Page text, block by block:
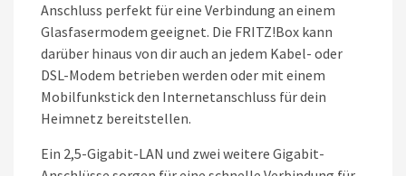
Anschluss perfekt für eine Verbindung an einem
Glasfasermodem geeignet. Die FRITZ!Box kann
darüber hinaus von dir auch an jedem Kabel- oder
DSL-Modem betrieben werden oder mit einem
Mobilfunkstick den Internetanschluss für dein
Heimnetz bereitstellen.
Ein 2,5-Gigabit-LAN und zwei weitere Gigabit-